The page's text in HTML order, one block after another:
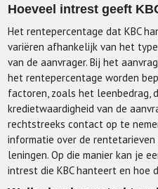
Hoeveel intrest geeft
Het rentepercentage dat KBC
variëren afhankelijk van het
van de aanvrager. Bij het
het rentepercentage worden
factoren, zoals het leenbedrag,
kredietwaardigheid van de
rechtstreeks contact op te
informatie over de
leningen. Op die manier kan je
intrest die KBC hanteert en hoe